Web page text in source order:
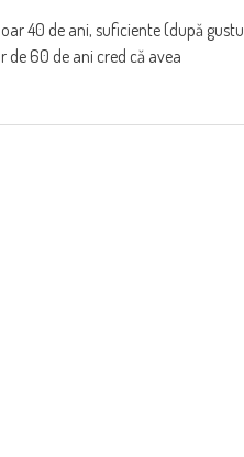
40 de ani, suficiente (după gustul
de 60 de ani cred că avea